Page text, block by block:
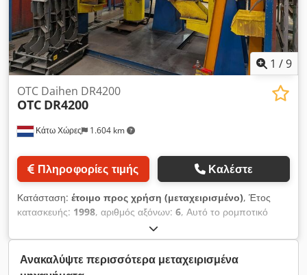
1 /9
Κάτω Χώρες 1.604 km
OTC Daihen DR4200
OTC DR4200
Πληροφορίες τιμής Καλέστε
Κατάσταση: έτοιμο προς χρήση (μεταχειρισμένο), Έτος
κατασκευής: 1998, αριθμός αξόνων: 6, Αυτό το ρομποτικό
σύστημα συγκόλλησης με 6 άξονες, τύπου OTC Daihen
DR4200, κατασκευάστηκε το 1998. Στο πακέτο παράδοσης
περιλαμβάνονται ένα χειριστήριο διδασκαλίας (teach pendant),
μια μονάδα ελέγχου DR και μια πηγή ρεύματος συγκόλλησης με
Ανακαλύψτε περισσότερα μεταχειρισμένα